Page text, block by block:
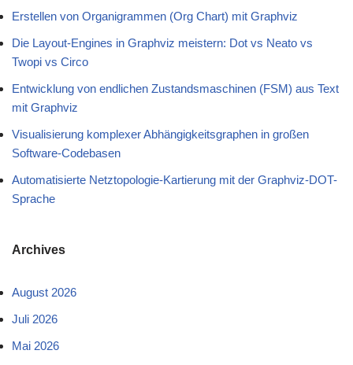
Erstellen von Organigrammen (Org Chart) mit Graphviz
Die Layout-Engines in Graphviz meistern: Dot vs Neato vs
Twopi vs Circo
Entwicklung von endlichen Zustandsmaschinen (FSM) aus Text
mit Graphviz
Visualisierung komplexer Abhängigkeitsgraphen in großen
Software-Codebasen
Automatisierte Netztopologie-Kartierung mit der Graphviz-DOT-
Sprache
Archives
August 2026
Juli 2026
Mai 2026